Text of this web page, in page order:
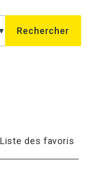
Liste des favoris